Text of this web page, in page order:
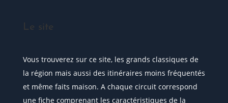
Le site
Vous trouverez sur ce site, les grands classiques de
la région mais aussi des itinéraires moins fréquentés
et même faits maison. A chaque circuit correspond
une fiche comprenant les caractéristiques de la